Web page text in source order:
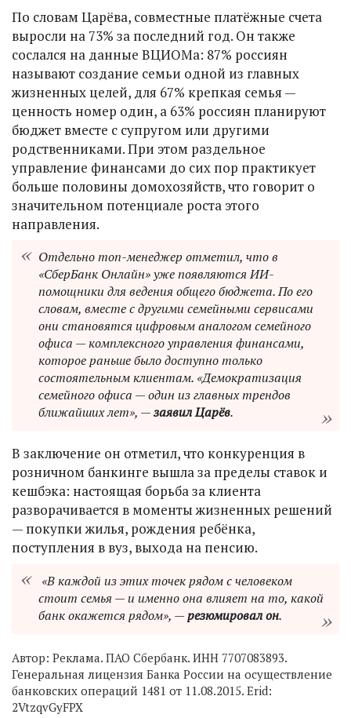
По словам Царёва, совместные платёжные счета
выросли на 73% за последний год. Он также
сослался на данные ВЦИОМа: 87% россиян
называют создание семьи одной из главных
жизненных целей, для 67% крепкая семья —
ценность номер один, а 63% россиян планируют
бюджет вместе с супругом или другими
родственниками. При этом раздельное
управление финансами до сих пор практикует
больше половины домохозяйств, что говорит о
значительном потенциале роста этого
направления.
Отдельно топ-менеджер отметил, что в
«СберБанк Онлайн» уже появляются ИИ-
помощники для ведения общего бюджета. По его
словам, вместе с другими семейными сервисами
они становятся цифровым аналогом семейного
офиса — комплексного управления финансами,
которое раньше было доступно только
состоятельным клиентам. «Демократизация
семейного офиса — один из главных трендов
ближайших лет», —заявил Царёв.
В заключение он отметил, что конкуренция в
розничном банкинге вышла за пределы ставок и
кешбэка: настоящая борьба за клиента
разворачивается в моменты жизненных решений
— покупки жилья, рождения ребёнка,
поступления в вуз, выхода на пенсию.
«В каждой из этих точек рядом с человеком
стоит семья — и именно она влияет на то, какой
банк окажется рядом», —резюмировал он.
Автор: Реклама. ПАО Сбербанк. ИНН 7707083893.
Генеральная лицензия Банка России на осуществление
банковских операций 1481 от 11.08.2015. Erid:
2VtzqvGyFPX